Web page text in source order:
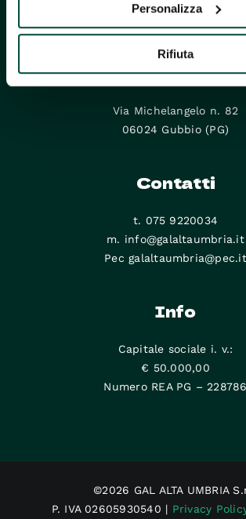
Personalizza
Rifiuta
GAL Alta
Via Michelangelo n. 82
06024 Gubbio (PG)
Contatti
t. 075 9220034
m. info@galaltaumbria.it
Pec galaltaumbria@pec.it
Info
Capitale sociale i. v.:
€ 50.000,00
Numero REA PG – 228786
©2026 GAL ALTA UMBRIA
P. IVA 02605930540 | Privacy